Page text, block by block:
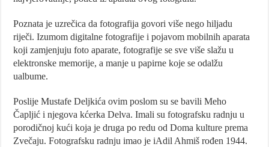
Poznata je uzrečica da fotografija govori više nego hiljadu
riječi. Izumom digitalne fotografije i pojavom mobilnih aparata
koji zamjenjuju foto aparate, fotografije se sve više slažu u
elektronske memorije, a manje u papirne koje se odalžu
ualbume.
Poslije Mustafe Deljkića ovim poslom su se bavili Meho
Čapljić i njegova kćerka Delva. Imali su fotografsku radnju u
porodičnoj kući koja je druga po redu od Doma kulture prema
Zvečaju. Fotografsku radnju imao je iAdil Ahmiš rođen 1944.